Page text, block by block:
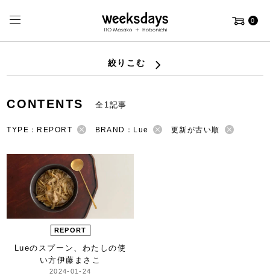
0
絞りこむ
CONTENTS 全1記事
TYPE：REPORT BRAND：Lue 更新が古い順
REPORT
Lueのスプーン、 わたしの使
い方伊藤まさこ
2024-01-24